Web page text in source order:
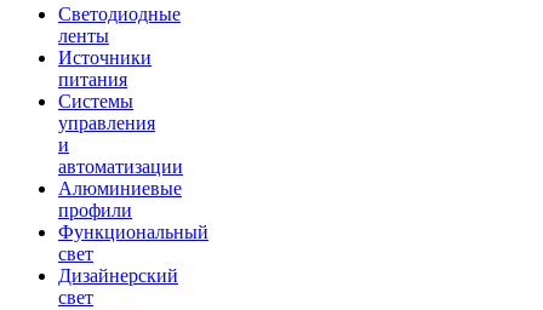
Светодиодные
ленты
Источники
питания
Системы
управления
и
автоматизации
Алюминиевые
профили
Функциональный
свет
Дизайнерский
свет